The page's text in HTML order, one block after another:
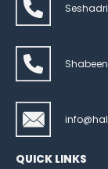
QUICK LINKS